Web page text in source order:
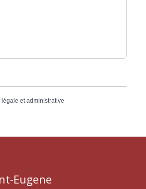
et administrative
Eugene